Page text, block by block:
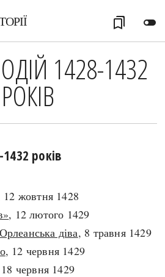
toggle_off
bookmarks
1428-1432
РОКІВ
1432 років
12 жовтня 1428
, 12 лютого 1429
діва, 8 травня 1429
, 12 червня 1429
червня 1429